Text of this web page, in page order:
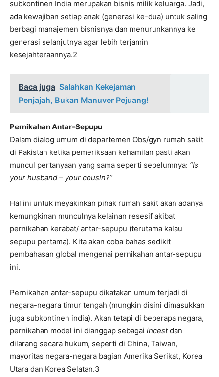
subkontinen India merupakan bisnis milik keluarga. Jadi,
ada kewajiban setiap anak (generasi ke-dua) untuk saling
berbagi manajemen bisnisnya dan menurunkannya ke
generasi selanjutnya agar lebih terjamin
kesejahteraannya.2
Baca juga Salahkan Kekejaman
Penjajah, Bukan Manuver Pejuang!
Pernikahan Antar-Sepupu
Dalam dialog umum di departemen Obs/gyn rumah sakit
di Pakistan ketika pemeriksaan kehamilan pasti akan
muncul pertanyaan yang sama seperti sebelumnya: “Is
your husband – your cousin?”
Hal ini untuk meyakinkan pihak rumah sakit akan adanya
kemungkinan munculnya kelainan resesif akibat
pernikahan kerabat/ antar-sepupu (terutama kalau
sepupu pertama). Kita akan coba bahas sedikit
pembahasan global mengenai pernikahan antar-sepupu
ini.
Pernikahan antar-sepupu dikatakan umum terjadi di
negara-negara timur tengah (mungkin disini dimasukkan
juga subkontinen india). Akan tetapi di beberapa negara,
pernikahan model ini dianggap sebagai incestdan
dilarang secara hukum, seperti di China, Taiwan,
mayoritas negara-negara bagian Amerika Serikat, Korea
Utara dan Korea Selatan.3